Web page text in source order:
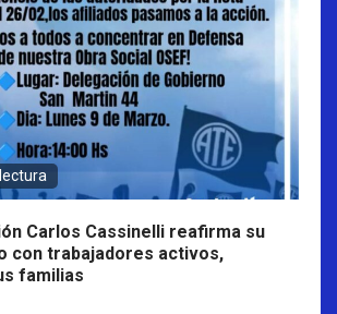
Carlos Cassinelli reafirma su
con trabajadores activos,
familias